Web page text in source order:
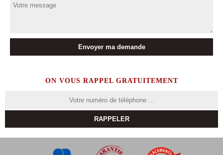
ON VOUS RAPPEL GRATUITEMENT